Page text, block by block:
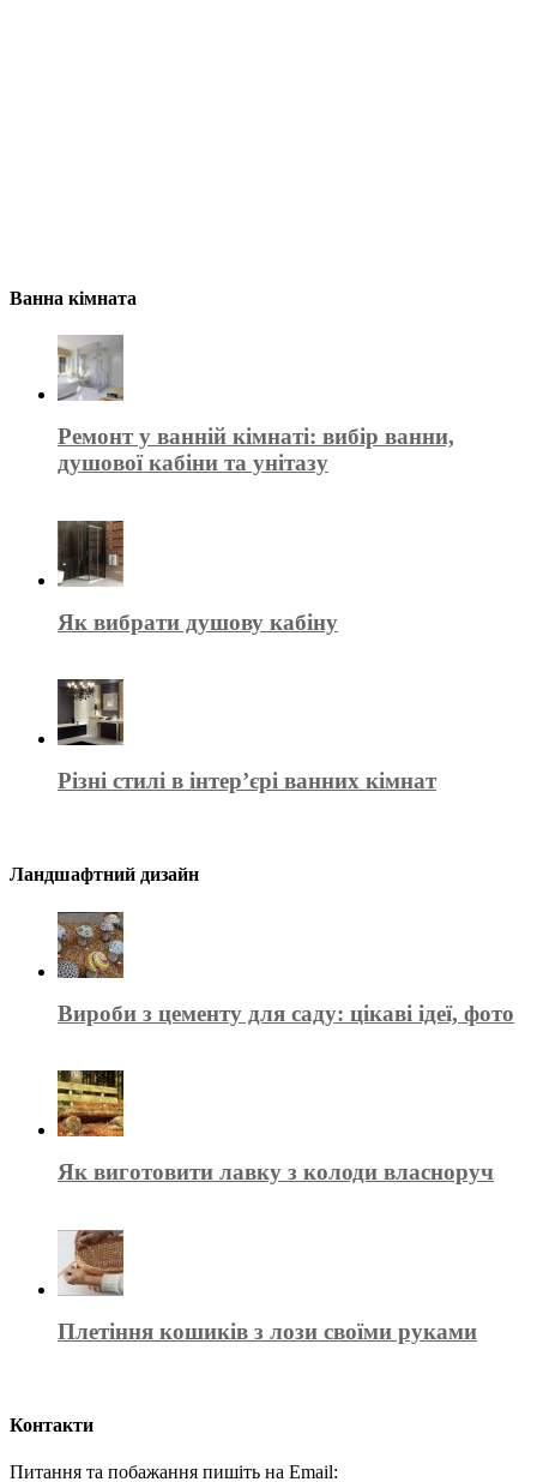
Ванна кімната
Ремонт у ванній кімнаті: вибір ванни,
душової кабіни та унітазу
Як вибрати душову кабіну
Різні стилі в інтер’єрі ванних кімнат
Ландшафтний дизайн
Вироби з цементу для саду: цікаві ідеї, фото
Як виготовити лавку з колоди власноруч
Плетіння кошиків з лози своїми руками
Контакти
Питання та побажання пишіть на Email: